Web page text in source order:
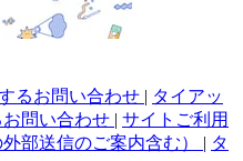
るお問い合わせ
タイアッ
問い合わせ
サイトご利用
部送信のご案内含む）
タ